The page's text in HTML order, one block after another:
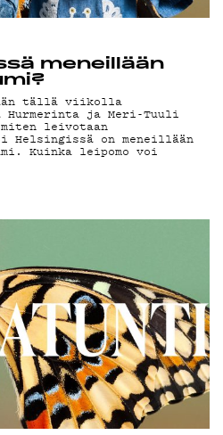
meneillään
tällä viikolla
Hurmerinta ja Meri-Tuuli
leivotaan
on meneillään
Kuinka leipomo voi